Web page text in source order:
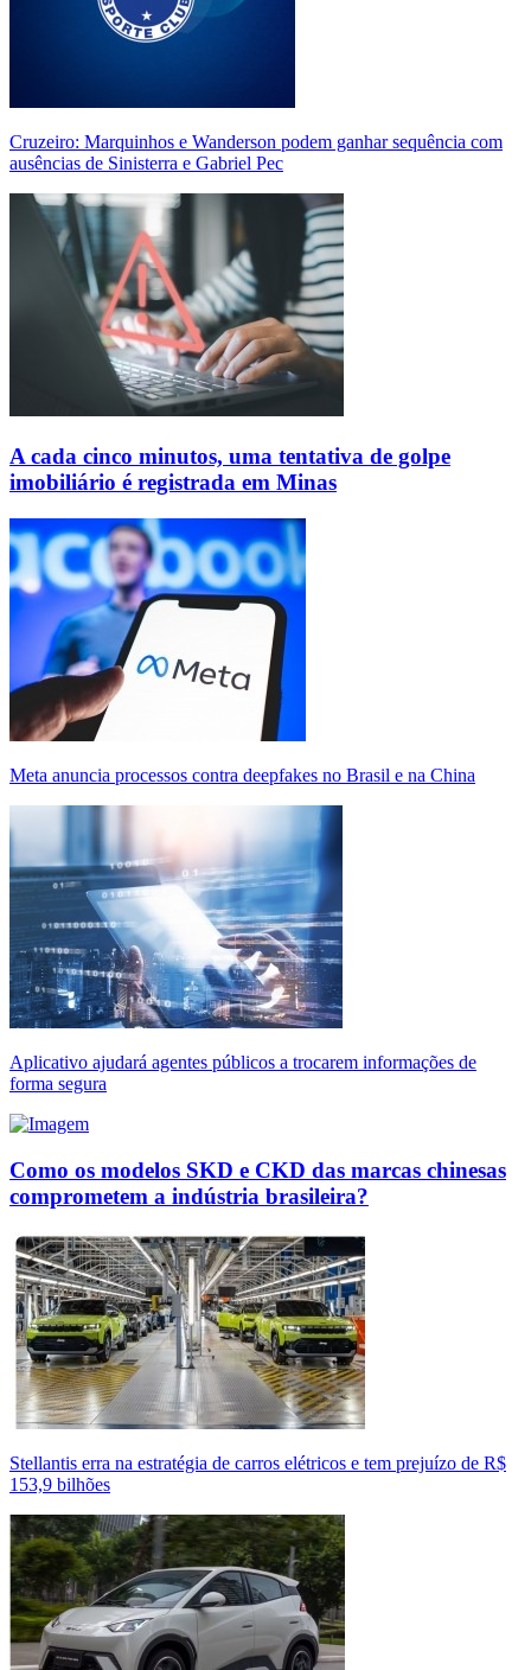
Cruzeiro: Marquinhos e Wanderson podem ganhar sequência com
ausências de Sinisterra e Gabriel Pec
A cada cinco minutos, uma tentativa de golpe
imobiliário é registrada em Minas
Meta anuncia processos contra deepfakes no Brasil e na China
Aplicativo ajudará agentes públicos a trocarem informações de
forma segura
Como os modelos SKD e CKD das marcas chinesas
comprometem a indústria brasileira?
Stellantis erra na estratégia de carros elétricos e tem prejuízo de R$
153,9 bilhões